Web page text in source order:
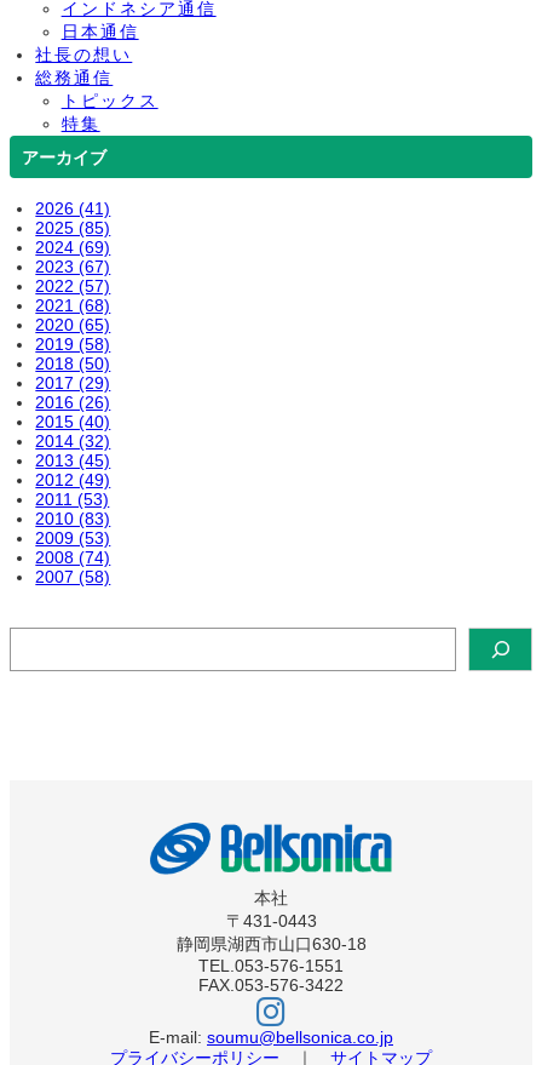
インドネシア通信
日本通信
社長の想い
総務通信
トピックス
特集
アーカイブ
2026 (41)
2025 (85)
2024 (69)
2023 (67)
2022 (57)
2021 (68)
2020 (65)
2019 (58)
2018 (50)
2017 (29)
2016 (26)
2015 (40)
2014 (32)
2013 (45)
2012 (49)
2011 (53)
2010 (83)
2009 (53)
2008 (74)
2007 (58)
本社
〒431-0443
静岡県湖西市山口630-18
TEL.053-576-1551
FAX.053-576-3422
ベ
ル
ソ
ニ
E-mail: soumu@bellsonica.co.jp
プライバシーポリシー ｜ サイトマップ